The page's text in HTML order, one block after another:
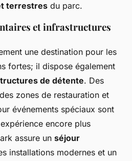
terrestres du parc.
et infrastructures
une destination pour les
fortes; il dispose également
de détente. Des
zones de restauration et
événements spéciaux sont
encore plus
assure un séjour
installations modernes et un